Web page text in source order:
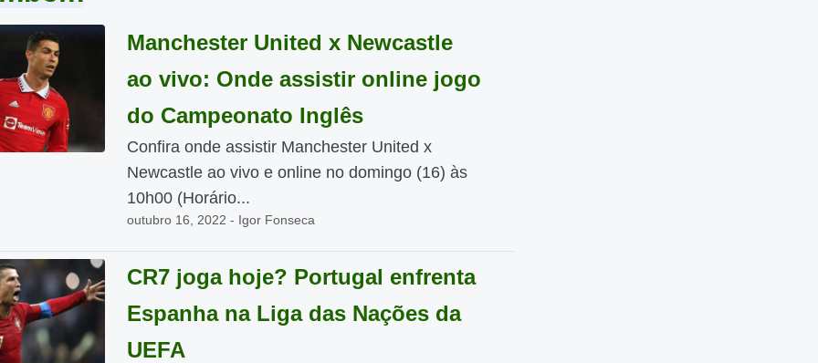
Manchester United x Newcastle
ao vivo: Onde assistir online jogo
do Campeonato Inglês
Confira onde assistir Manchester United x
Newcastle ao vivo e online no domingo (16) às
10h00 (Horário...
outubro 16, 2022 - Igor Fonseca
CR7 joga hoje? Portugal enfrenta
Espanha na Liga das Nações da
UEFA